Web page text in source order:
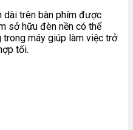
dài trên bàn phím được
sở hữu đèn nền có thể
máy giúp làm việc trở
tối.